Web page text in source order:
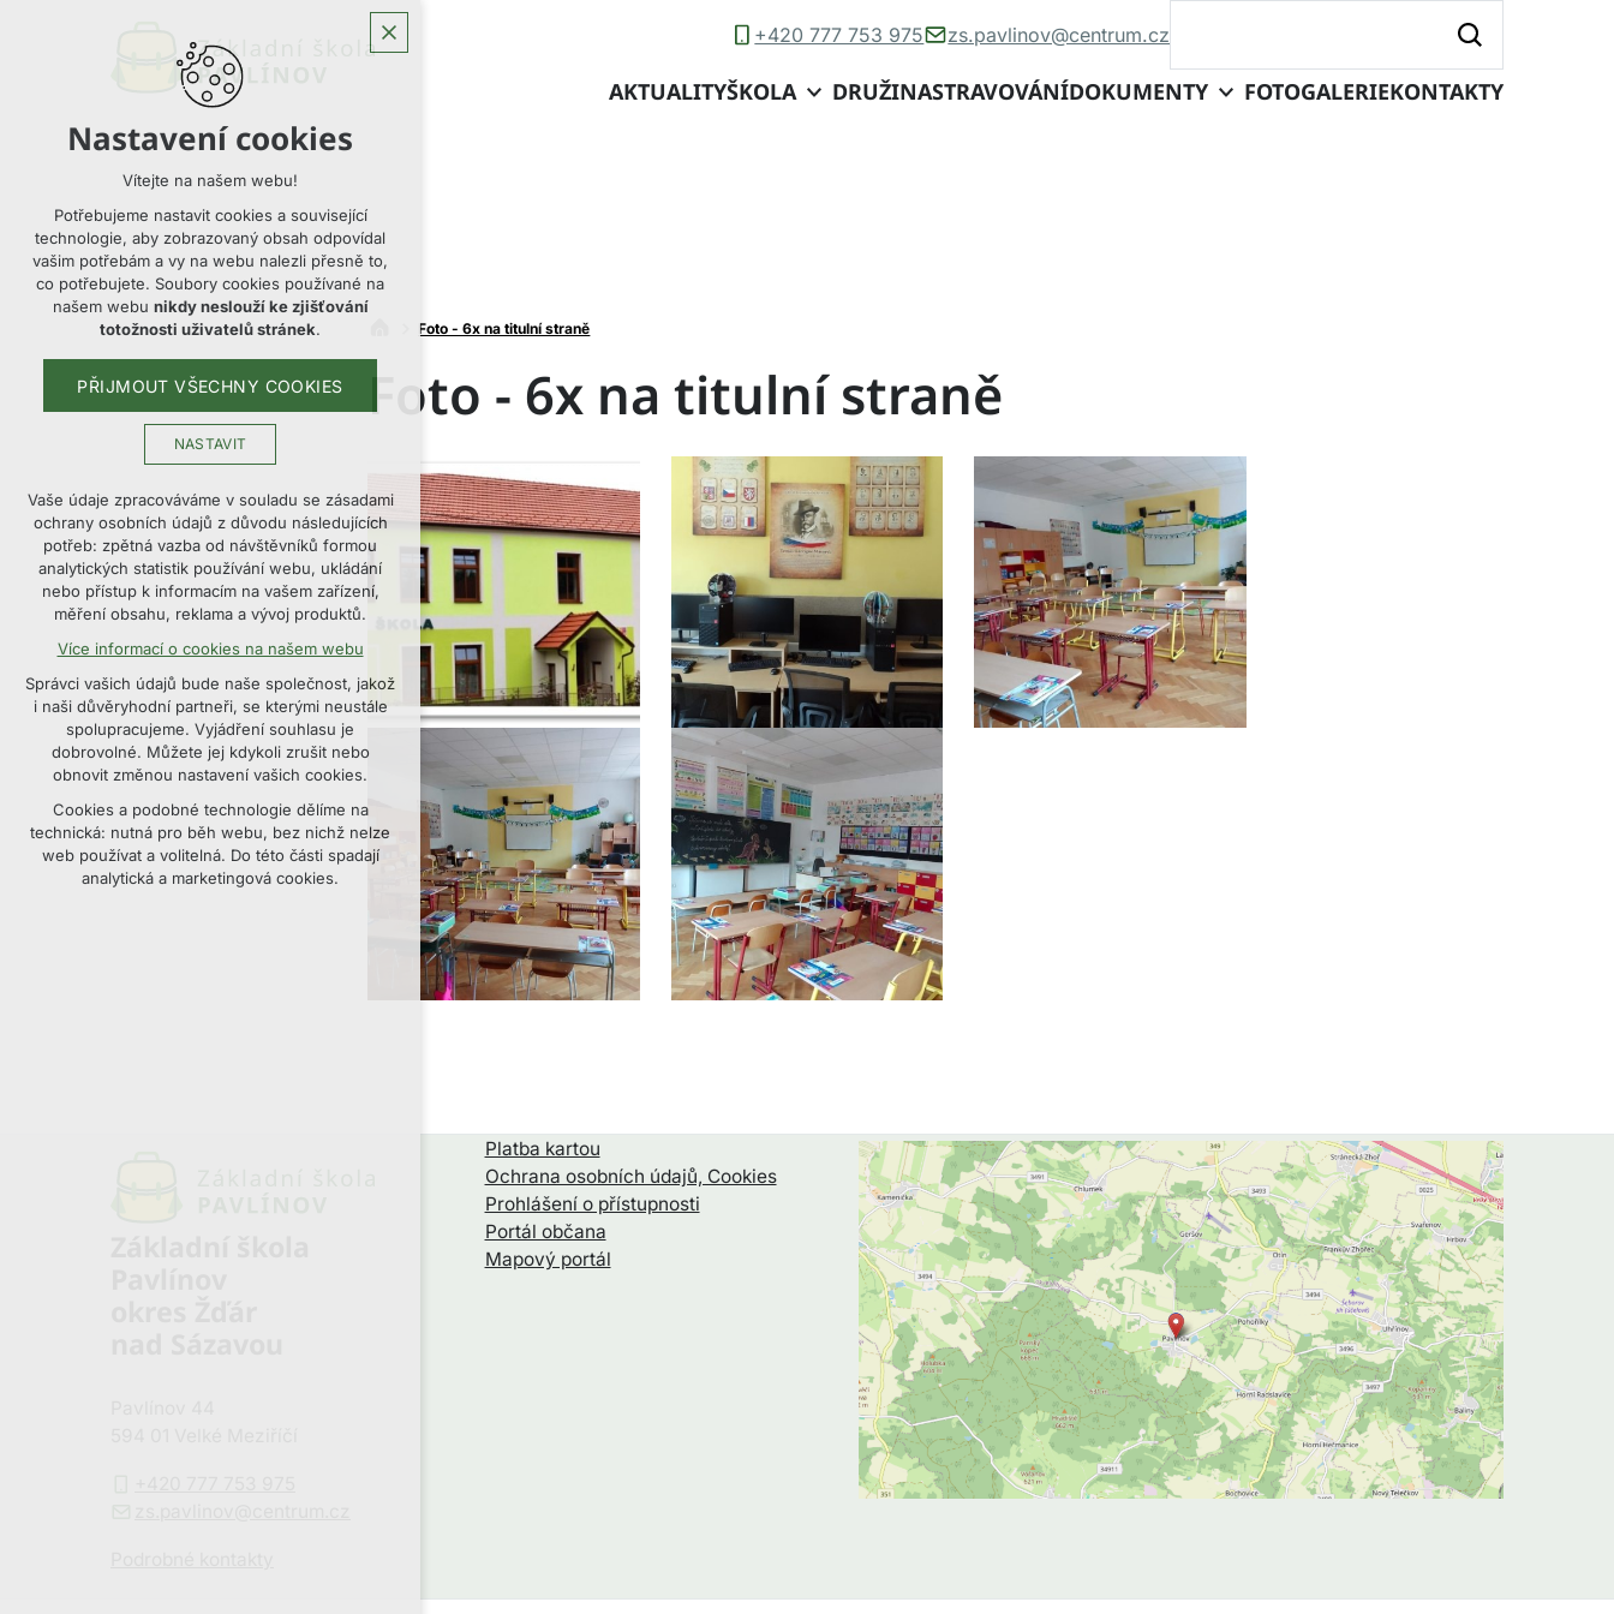
+420 777 753 975 zs.pavlinov@centrum.cz
AKTUALITYŠKOLA DRUŽINASTRAVOVÁNÍDOKUMENTY FOTOGALERIEKONTAKTY
Foto - 6x na titulní straně
Foto - 6x na titulní straně
Platba kartou
Ochrana osobních údajů, Cookies
Prohlášení o přístupnosti
Portál občana
Mapový portál
Nastavení cookies
Vítejte na našem webu!
Potřebujeme nastavit cookies a související
technologie, aby zobrazovaný obsah odpovídal
vašim potřebám a vy na webu nalezli přesně to,
co potřebujete. Soubory cookies používané na
našem webu nikdy neslouží ke zjišťování
totožnosti uživatelů stránek.
PŘIJMOUT VŠECHNY COOKIES
NASTAVIT
Technická cookies
nutná pro provozování webu
udržení kontextu stránek (session):
případná přihlášení, volby jazyka, apod.
Volitelná cookies
analytická pro anonymizované vyhodnocení
návštěvnosti
marketingová cookies (Google, Seznam,
Facebook)
Více informací o cookies na našem webu
PŘIJMOUT VŠECHNY COOKIES
ODMÍTNOUT VOLITELNÁ
Vaše údaje zpracováváme v souladu se zásadami
ochrany osobních údajů z důvodu následujících
potřeb: zpětná vazba od návštěvníků formou
analytických statistik používání webu, ukládání
nebo přístup k informacím na vašem zařízení,
měření obsahu, reklama a vývoj produktů.
Více informací o cookies na našem webu
Správci vašich údajů bude naše společnost, jakož
i naši důvěryhodní partneři, se kterými neustále
spolupracujeme. Vyjádření souhlasu je
dobrovolné. Můžete jej kdykoli zrušit nebo
obnovit změnou nastavení vašich cookies.
Cookies a podobné technologie dělíme na
technická: nutná pro běh webu, bez nichž nelze
web používat a volitelná. Do této části spadají
analytická a marketingová cookies.